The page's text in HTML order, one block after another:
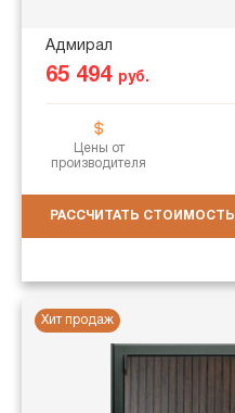
Адмирал
65 494 руб.
Цены от
производителя
РАССЧИТАТЬ СТОИМОСТЬ
Хит продаж